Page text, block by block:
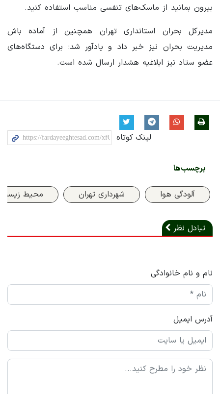
بیرون بمانید از ماسک‌های تنفسی مناسب استفاده کنید.
مدیرکل بحران استانداری تهران همچنین از آماده باش
مدیریت بحران نیز خبر داد و یادآور شد: برای دستگاه‌های
عضو ستاد نیز ابلاغیه هشدار ارسال شده است.
لینک کوتاه
برچسب‌ها
آلودگی هوا شهرداری تهران محیط زیست
تبادل نظر
نام و نام خانوادگی
آدرس ایمیل